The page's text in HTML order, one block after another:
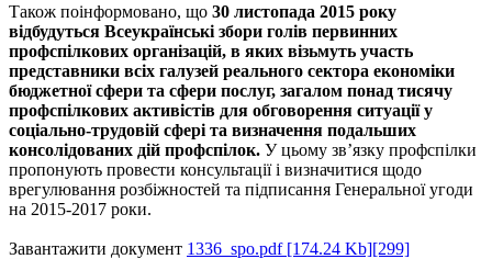
Також поінформовано, що 30 листопада 2015 року
відбудуться Всеукраїнські збори голів первинних
профспілкових організацій, в яких візьмуть участь
представники всіх галузей реального сектора економіки
бюджетної сфери та сфери послуг, загалом понад тисячу
профспілкових активістів для обговорення ситуації у
соціально-трудовій сфері та визначення подальших
консолідованих дій профспілок. У цьому зв’язку профспілки
пропонують провести консультації і визначитися щодо
врегулювання розбіжностей та підписання Генеральної угоди
на 2015-2017 роки.
Завантажити документ 1336_spo.pdf [174.24 Kb][299]